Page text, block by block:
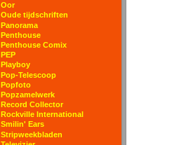
Oor
Oude tijdschriften
Panorama
Penthouse
Penthouse Comix
PEP
Playboy
Pop-Telescoop
Popfoto
Popzamelwerk
Record Collector
Rockville International
Smilin' Ears
Stripweekbladen